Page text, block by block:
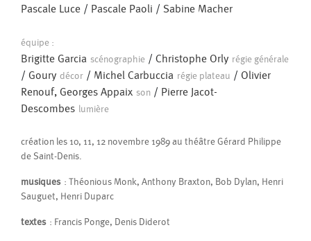
Pascale Luce / Pascale Paoli / Sabine Macher
équipe :
Brigitte Garcia scénographie / Christophe Orly régie générale
/ Goury décor / Michel Carbuccia régie plateau / Olivier
Renouf, Georges Appaix son / Pierre Jacot-
Descombes lumière
création les 10, 11, 12 novembre 1989 au théâtre Gérard Philippe
de Saint-Denis.
musiques: Théonious Monk, Anthony Braxton, Bob Dylan, Henri
Sauguet, Henri Duparc
textes: Francis Ponge, Denis Diderot
2009
Dodeca ... ou presque